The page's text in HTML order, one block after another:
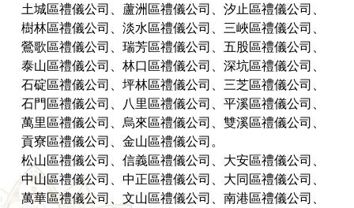
土城區禮儀公司、蘆洲區禮儀公司、汐止區禮儀公司、
樹林區禮儀公司、淡水區禮儀公司、三峽區禮儀公司、
鶯歌區禮儀公司、瑞芳區禮儀公司、五股區禮儀公司、
泰山區禮儀公司、林口區禮儀公司、深坑區禮儀公司、
石碇區禮儀公司、坪林區禮儀公司、三芝區禮儀公司、
石門區禮儀公司、八里區禮儀公司、平溪區禮儀公司、
萬里區禮儀公司、烏來區禮儀公司、雙溪區禮儀公司、
貢寮區禮儀公司、金山區禮儀公司。
松山區禮儀公司、信義區禮儀公司、大安區禮儀公司、
中山區禮儀公司、中正區禮儀公司、大同區禮儀公司、
萬華區禮儀公司、文山區禮儀公司、南港區禮儀公司、